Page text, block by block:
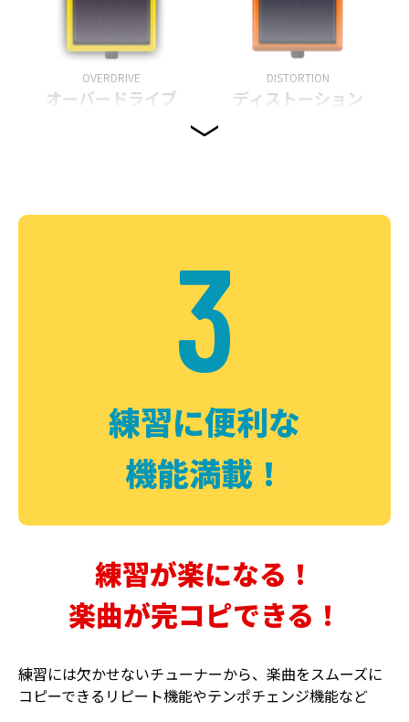
OVERDRIVE
オーバードライブ
DISTORTION
ディストーション
DELAY PHASER
3
練習に便利な
機能満載！
練習が楽になる！
楽曲が完コピできる！
練習には欠かせないチューナーから、楽曲をスムーズに
コピーできるリピート機能やテンポチェンジ機能など